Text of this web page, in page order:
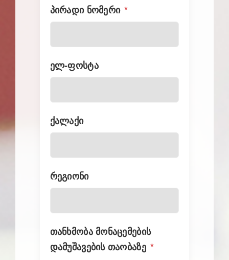
პირადი ნომერი *
ელ-ფოსტა
ქალაქი
რეგიონი
თანხმობა მონაცემების
დამუშავების თაობაზე *